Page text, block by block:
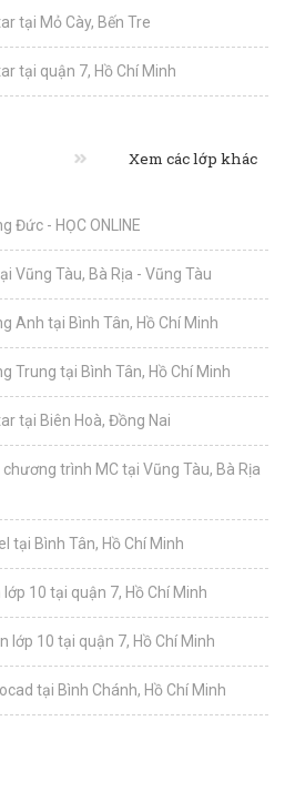
tại Mỏ Cày, Bến Tre
tại quận 7, Hồ Chí Minh
Xem các lớp khác
Đức - HỌC ONLINE
Vũng Tàu, Bà Rịa - Vũng Tàu
Anh tại Bình Tân, Hồ Chí Minh
Trung tại Bình Tân, Hồ Chí Minh
tại Biên Hoà, Đồng Nai
trình MC tại Vũng Tàu, Bà Rịa
tại Bình Tân, Hồ Chí Minh
10 tại quận 7, Hồ Chí Minh
lớp 10 tại quận 7, Hồ Chí Minh
tại Bình Chánh, Hồ Chí Minh